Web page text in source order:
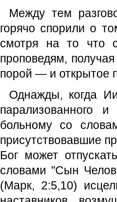
Между тем
горячо спорили о
смотря на то что
проповедям,
порой — и открытое
Однажды, когда
парализованного
больному со
присутствовавшие
Бог может
словами "Сын
(Марк, 2:5,10)